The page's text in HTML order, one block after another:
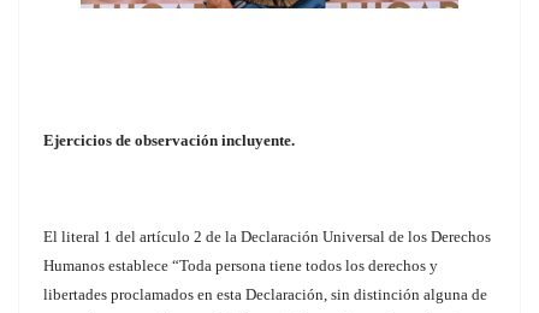
Ejercicios de observación incluyente.
El literal 1 del artículo 2 de la Declaración Universal de los Derechos
Humanos establece “Toda persona tiene todos los derechos y
libertades proclamados en esta Declaración, sin distinción alguna de